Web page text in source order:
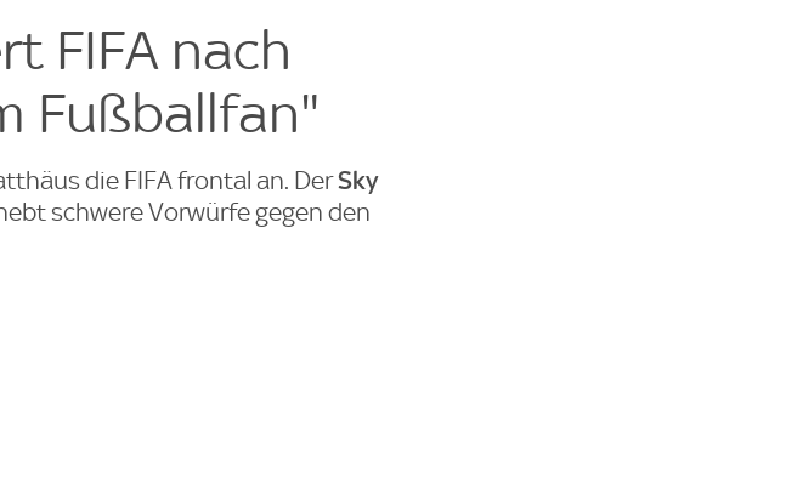
FIFA nach
Fußballfan"
die FIFA frontal an. DerSky
schwere Vorwürfe gegen den